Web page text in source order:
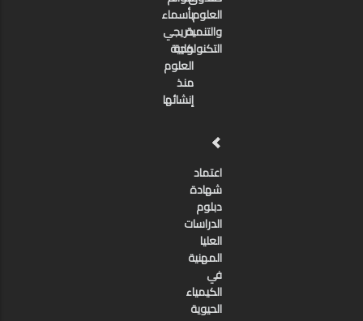
العلوم
والتنمية
التكنولوجية
بأسماء
خريجي
كلية
العلوم
منذ
إنشائها
اعتماد
شهادة
دبلوم
الدراسات
العليا
المهنية
في
الكيمياء
الحيوية